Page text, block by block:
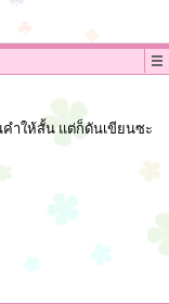
ำให้สั้น แต่ก็ดันเขียนซะ